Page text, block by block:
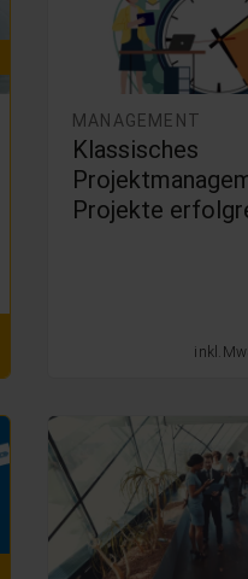
MANAGEMENT
Klassisches
Projekte
inkl.